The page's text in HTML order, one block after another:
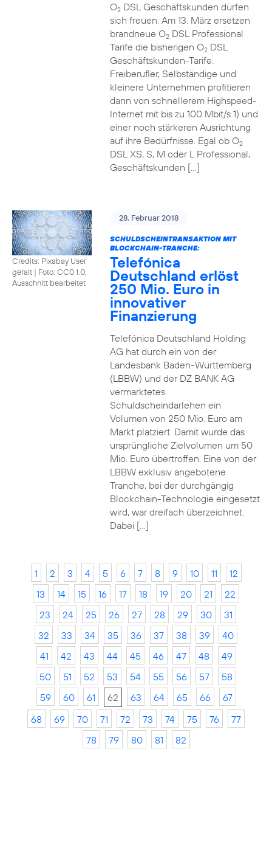
O2DSL Geschäftskunden dürfen
sich freuen: Am 13. März ersetzen
brandneue O2DSL Professional
Tarife die bisherigen O2DSL
Geschäftskunden-Tarife.
Freiberufler, Selbständige und
kleinere Unternehmen profitieren
dann von schnellerem Highspeed-
Internet mit bis zu 100 Mbit/s 1) und
einer noch stärkeren Ausrichtung
auf ihre Bedürfnisse. Egal ob O2
DSL XS, S, M oder L Professional,
Geschäftskunden […]
Credits: Pixabay User
geralt | Foto: CC0 1.0,
Ausschnitt bearbeitet
28. Februar 2018
SCHULDSCHEINTRANSAKTION MIT
BLOCKCHAIN-TRANCHE:
Telefónica
Deutschland erlöst
250 Mio. Euro in
innovativer
Finanzierung
Telefónica Deutschland Holding
AG hat durch ein von der
Landesbank Baden-Württemberg
(LBBW) und der DZ BANK AG
vermarktetes
Schuldscheindarlehen ein
Volumen von 250 Mio. Euro am
Markt platziert. Damit wurde das
ursprüngliche Zielvolumen um 50
Mio. Euro übertroffen. Eine von der
LBBW exklusiv angebotene
Tranche, bei der durchgängig
Blockchain-Technologie eingesetzt
wird, war dreifach überzeichnet.
Dabei […]
1 2 3 4 5 6 7 8 9 10 11
12
13
14 15 16 17 18 19 20 21
22
23
24 25 26 27 28 29 30
31
32
33 34 35 36 37 38 39
40
41
42 43 44 45 46 47 48
49
50
51 52 53 54 55 56 57
58
59
60 61 62 63 64 65 66
67
68
69 70 71 72 73 74 75 76
77
78
79 80 81 82